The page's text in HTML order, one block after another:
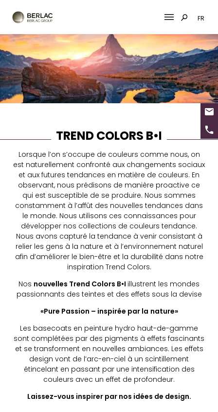
Skip
to
content
FR
TREND COLORS B•I
Lorsque l’on s’occupe de couleurs comme nous, on
est naturellement confronté aux changements sociaux
et aux futures tendances en matière de couleurs. En
observant, nous prédisons de manière proactive ce
qui est susceptible de se produire. Nous sommes
constamment à l’affût des nouvelles tendances dans
le monde. Nous utilisons ces connaissances pour
développer nos collections de couleurs tendance.
Nous avons capturé la tendance à venir consistant à
relier les gens à la nature et à l’environnement naturel
afin d’améliorer le bien-être et la durabilité dans notre
inspiration Trend Colors.
Nos nouvelles Trend Colors B•I illustrent les mondes
passionnants des teintes et des effets sous la devise
«Pure Passion – inspirée par la nature»
Les basecoats en peinture hydro haut-de-gamme
sont complétées par des pigments à effets fascinants
et se transforment en nouvelles ambiances. Les effets
design vont de l’arc-en-ciel à un scintillement
étincelant en passant par une intensification des
couleurs avec un effet de profondeur.
Laissez-vous inspirer par nos idées de design.